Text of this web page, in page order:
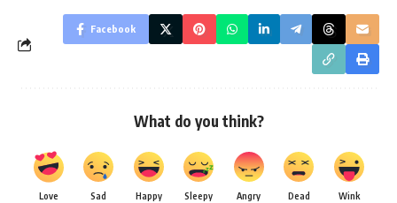
Facebook
What do you think?
Love Sad Happy Sleepy Angry Dead Wink